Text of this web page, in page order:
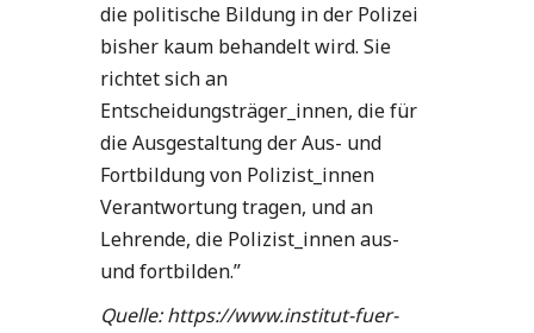
die politische Bildung in der Polizei
bisher kaum behandelt wird. Sie
richtet sich an
Entscheidungsträger_innen, die für
die Ausgestaltung der Aus- und
Fortbildung von Polizist_innen
Verantwortung tragen, und an
Lehrende, die Polizist_innen aus-
und fortbilden.”
Quelle: https://www.institut-fuer-